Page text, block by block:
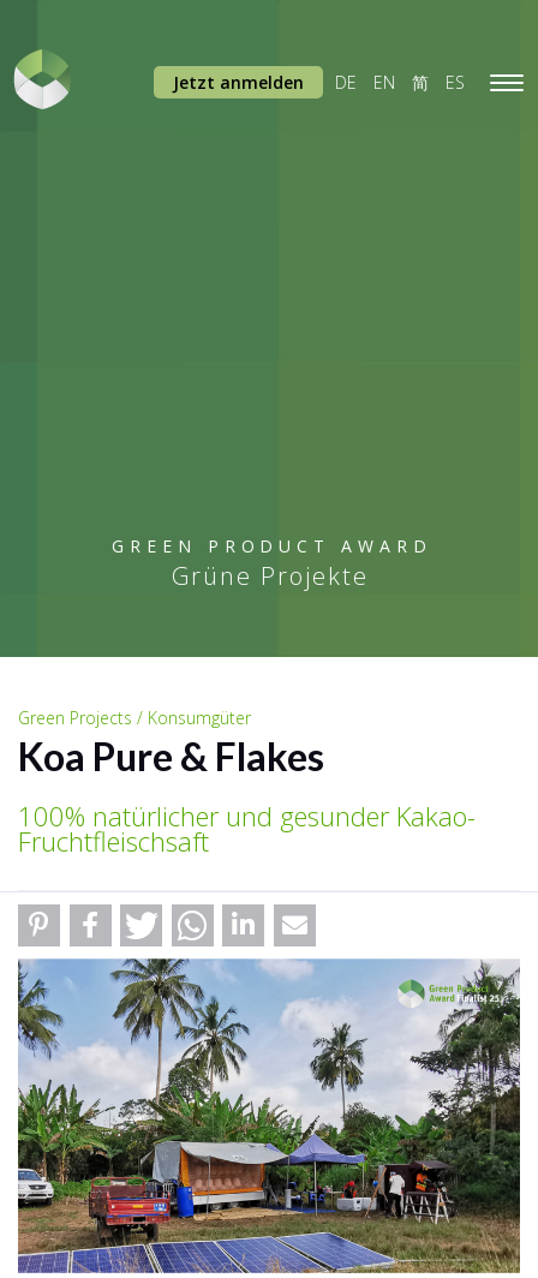
GREEN PRODUCT AWARD
Grüne Projekte
Jetzt anmelden DE EN 简 ES
Green Projects / Konsumgüter
Koa Pure & Flakes
100% natürlicher und gesunder Kakao-
Fruchtfleischsaft